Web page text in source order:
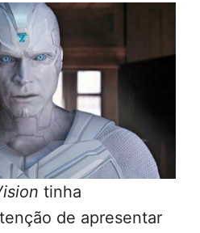
tinha
de apresentar